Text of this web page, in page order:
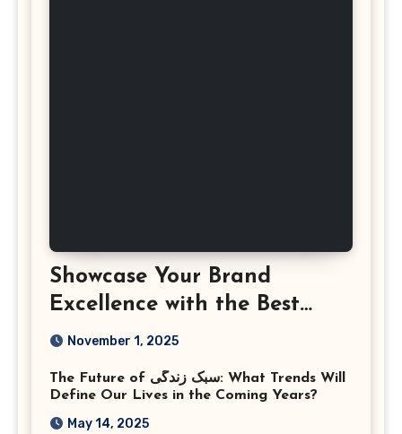
Showcase Your Brand
Excellence with the Best
Corporate Event
Virginia
November 1, 2025
The Future of سبک زندگی: What Trends Will
Define Our Lives in the Coming Years?
May 14, 2025